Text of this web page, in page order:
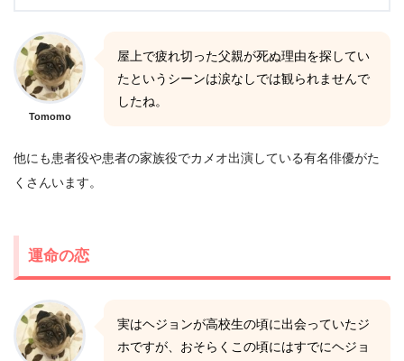
Tomomo
屋上で疲れ切った父親が死ぬ理由を探してい
たというシーンは涙なしでは観られませんで
したね。
他にも患者役や患者の家族役でカメオ出演している有名俳優がた
くさんいます。
運命の恋
実はヘジョンが高校生の頃に出会っていたジ
ホですが、おそらくこの頃にはすでにヘジョ